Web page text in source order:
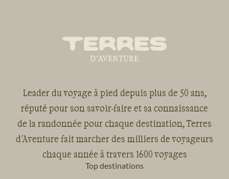
Leader du voyage à pied depuis plus de 50 ans,
réputé pour son savoir-faire et sa connaissance
de la randonnée pour chaque destination, Terres
d'Aventure fait marcher des milliers de voyageurs
chaque année à travers 1600 voyages
Top destinations